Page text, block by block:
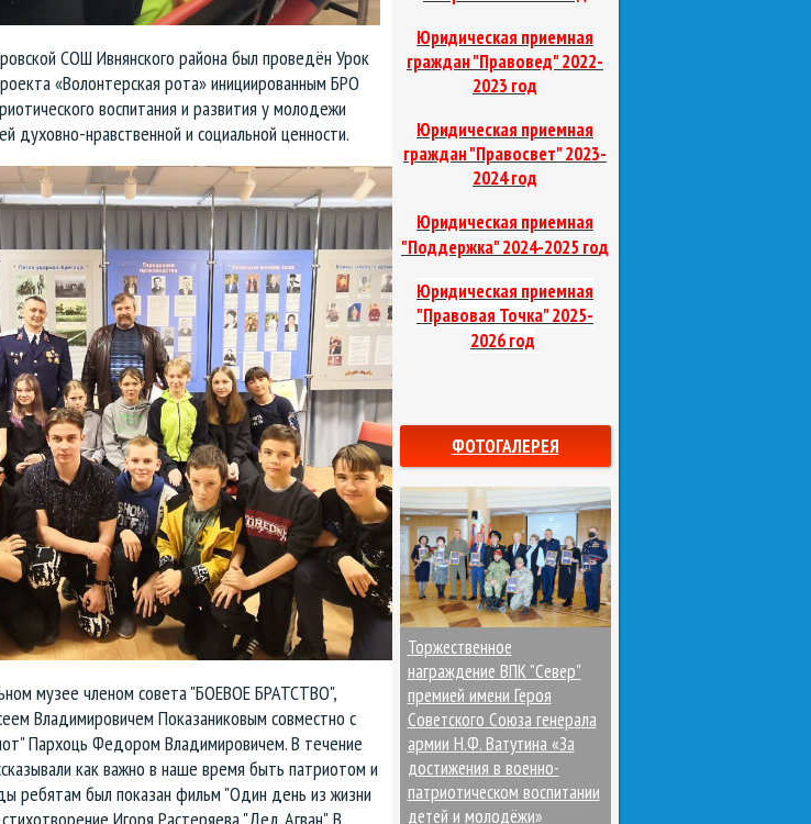
СОШ Ивнянского района был проведён Урок
«Волонтерская рота» инициированным БРО
воспитания и развития у молодежи
духовно-нравственной и социальной ценности.
музее членом совета "БОЕВОЕ БРАТСТВО",
Владимировичем Показаниковым совместно с
Пархоць Федором Владимировичем. В течение
как важно в наше время быть патриотом и
ребятам был показан фильм "Один день из жизни
Юридическая приемная
граждан "Правовед"2022-
2023 год
Юридическая приемная
граждан "Правосвет"2023-
2024 год
Юридическая приемная
"Поддержка"2024-2025 год
Юридическая приемная
"Правовая Точка"2025-
2026 год
ФОТОГАЛЕРЕЯ
Торжественное
награждение ВПК "Север"
премией имени Героя
Советского Союза генерала
армии Н.Ф. Ватутина «За
достижения в военно-
патриотическом воспитании
детей и молодёжи»